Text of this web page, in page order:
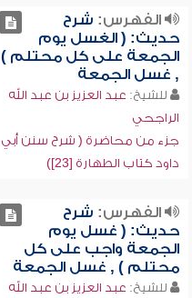
الفهرس: شرح
حديث: ( الغسل يوم
الجمعة على كل محتلم )
, غسل الجمعة
للشيخ: عبد العزيز بن عبد الله
الراجحي
جزء من محاضرة ( شرح سنن أبي
داود كتاب الطهارة [23])
الفهرس: شرح
حديث: ( غسل يوم
الجمعة واجب على كل
محتلم ) , غسل الجمعة
للشيخ: عبد العزيز بن عبد الله